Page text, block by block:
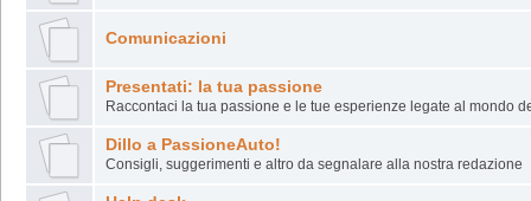
Comunicazioni
Presentati: la tua passione
Raccontaci la tua passione e le tue esperienze legate al mondo
Dillo a PassioneAuto!
Consigli, suggerimenti e altro da segnalare alla nostra redazione